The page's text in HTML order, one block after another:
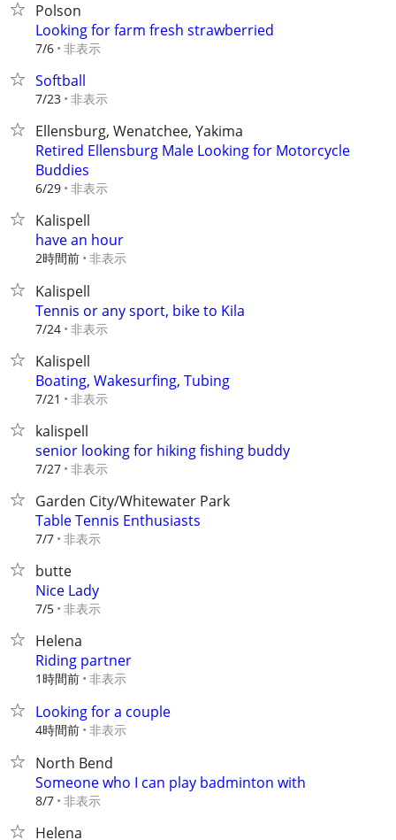
Polson
Looking for farm fresh strawberried
7/6 非表示
Softball
7/23 非表示
Ellensburg, Wenatchee, Yakima
Retired Ellensburg Male Looking for Motorcycle
Buddies
6/29 非表示
Kalispell
have an hour
2時間前 非表示
Kalispell
Tennis or any sport, bike to Kila
7/24 非表示
Kalispell
Boating, Wakesurfing, Tubing
7/21 非表示
kalispell
senior looking for hiking fishing buddy
7/27 非表示
Garden City/Whitewater Park
Table Tennis Enthusiasts
7/7 非表示
butte
Nice Lady
7/5 非表示
Helena
Riding partner
1時間前 非表示
Looking for a couple
4時間前 非表示
North Bend
Someone who I can play badminton with
8/7 非表示
Helena